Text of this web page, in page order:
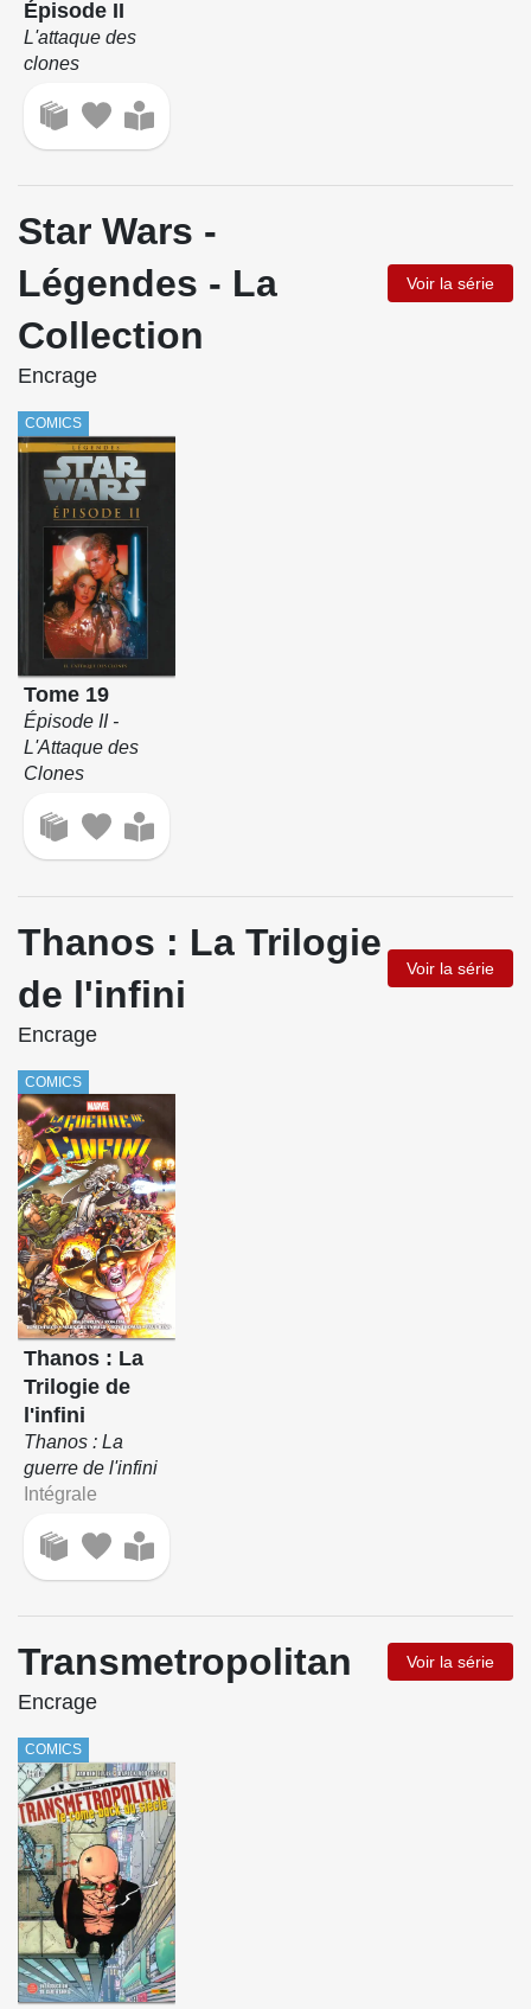
Épisode II
L'attaque des
clones
Star Wars -
Légendes - La
Collection
Voir la série
Encrage
COMICS
Tome 19
Épisode II -
L'Attaque des
Clones
Thanos : La Trilogie
de l'infini
Voir la série
Encrage
COMICS
Thanos : La
Trilogie de
l'infini
Thanos : La
guerre de l'infini
Intégrale
Transmetropolitan Voir la série
Encrage
COMICS